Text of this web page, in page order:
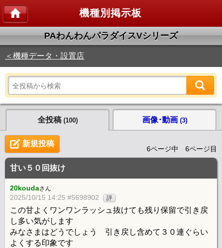
機種別掲示板
PAわんわんパラダイスVシリーズ
＜機種データ・設置店
全投稿 (100) 画像･動画 (3)
新規投稿
6ページ中 6ページ目
甘い５０回抜け
20koudaさん
2025/10/15 14:25 #5698902 評
この甘よくワンワンラッシュ抜けても残り保留で引き戻
し多い気がします
みなさまはどうでしょう 引き戻し含めて３０連ぐらい
よくする印象です